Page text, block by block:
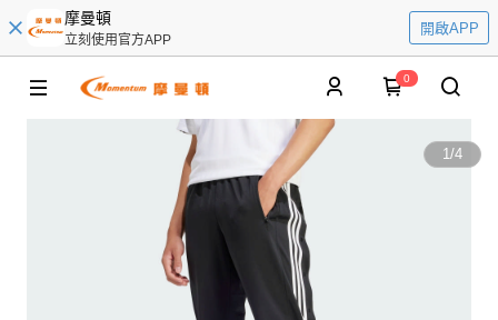
摩曼頓
立刻使用官方APP
開啟APP
0
1/4